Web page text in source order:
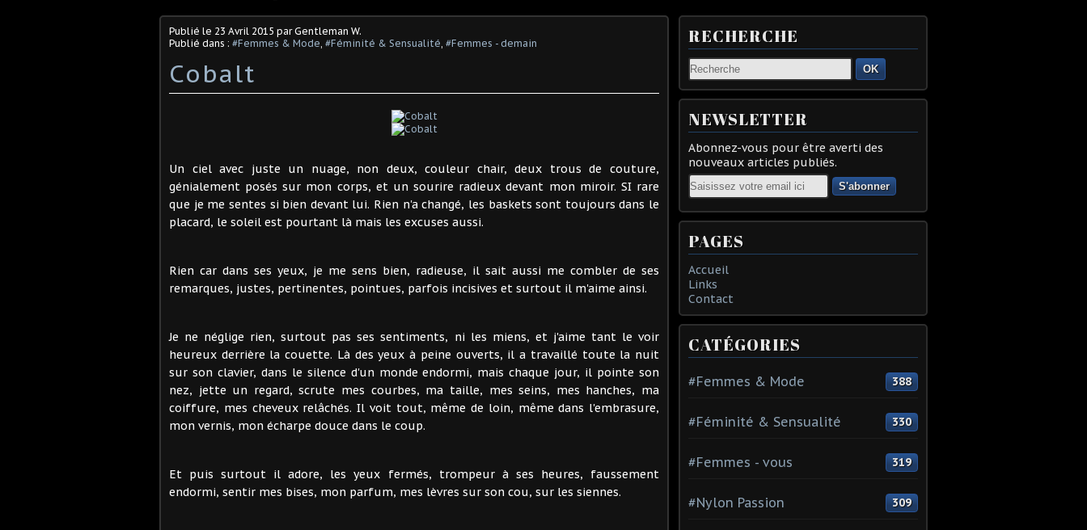
Publié le 23 Avril 2015 par Gentleman W.
Publié dans : #Femmes & Mode #Féminité & Sensualité #Femmes - demain
Cobalt
Un ciel avec juste un nuage, non deux, couleur chair, deux trous de couture,
génialement posés sur mon corps, et un sourire radieux devant mon miroir. SI rare
que je me sentes si bien devant lui. Rien n'a changé, les baskets sont toujours dans le
placard, le soleil est pourtant là mais les excuses aussi.
Rien car dans ses yeux, je me sens bien, radieuse, il sait aussi me combler de ses
remarques, justes, pertinentes, pointues, parfois incisives et surtout il m'aime ainsi.
Je ne néglige rien, surtout pas ses sentiments, ni les miens, et j'aime tant le voir
heureux derrière la couette. Là des yeux à peine ouverts, il a travaillé toute la nuit
sur son clavier, dans le silence d'un monde endormi, mais chaque jour, il pointe son
nez, jette un regard, scrute mes courbes, ma taille, mes seins, mes hanches, ma
coiffure, mes cheveux relâchés. Il voit tout, même de loin, même dans l'embrasure,
mon vernis, mon écharpe douce dans le coup.
Et puis surtout il adore, les yeux fermés, trompeur à ses heures, faussement
endormi, sentir mes bises, mon parfum, mes lèvres sur son cou, sur les siennes.
RECHERCHE
OK
NEWSLETTER
Abonnez-vous pour être averti des
nouveaux articles publiés.
Email
PAGES
Accueil
Links
Contact
CATÉGORIES
#Femmes & Mode 388
#Féminité & Sensualité 330
#Femmes - vous 319
#Nylon Passion 309